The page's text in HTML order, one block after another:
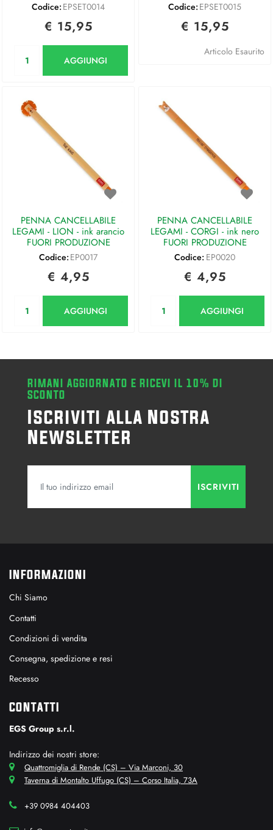
Codice: EPSET0014
€ 15,95
AGGIUNGI
Codice: EPSET0015
€ 15,95
Articolo Esaurito
PENNA CANCELLABILE
LEGAMI - LION - ink arancio
FUORI PRODUZIONE
Codice: EP0017
€ 4,95
AGGIUNGI
PENNA CANCELLABILE
LEGAMI - CORGI - ink nero
FUORI PRODUZIONE
Codice: EP0020
€ 4,95
AGGIUNGI
RIMANI AGGIORNATO E RICEVI IL 10% DI
SCONTO
Iscriviti alla Nostra
Newsletter
INFORMAZIONI
Chi Siamo
Contatti
Condizioni di vendita
Consegna, spedizione e resi
Recesso
CONTATTI
EGS Group s.r.l.
Indirizzo dei nostri store:
Quattromiglia di Rende (CS) – Via Marconi, 30
Taverna di Montalto Uffugo (CS) – Corso Italia, 73A
+39 0984 404403